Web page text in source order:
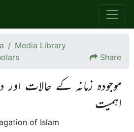
Media Library
Share
موجودہ زمانہ کے حالات اور
اہمیت
of Islam